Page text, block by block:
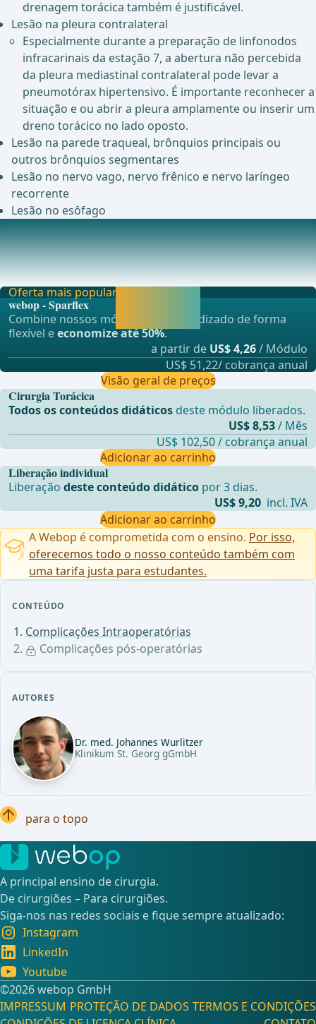
CONTEÚDO
Complicações Intraoperatórias
Complicações pós-operatórias
AUTORES
Dr. med. Johannes Wurlitzer
Klinikum St. Georg gGmbH
drenagem torácica também é justificável.
Lesão na pleura contralateral
Especialmente durante a preparação de linfonodos
infracarinais da estação 7, a abertura não percebida
da pleura mediastinal contralateral pode levar a
pneumotórax hipertensivo. É importante reconhecer a
situação e ou abrir a pleura amplamente ou inserir um
dreno torácico no lado oposto.
Lesão na parede traqueal, brônquios principais ou
outros brônquios segmentares
Lesão no nervo vago, nervo frênico e nervo laríngeo
recorrente
Lesão no esôfago
Complicações pós-operatórias
Arritmia cardíaca (10-15%)Torção de lobo (0,1-0,3%)Em
caso de suspeita, confirmação imediata do dia
Liberação individual
Liberaçãodeste conteúdo didático por 3 dias.
US$ 9,20 incl. IVA
Adicionar ao carrinho
Oferta mais popular
webop - Sparflex
Combine nossos módulos de aprendizado de forma
flexível eeconomize até 50%.
a partir de US$ 4,26/ Módulo
US$ 51,22/ cobrança anual
Visão geral de preços
Cirurgia Torácica
Todos os conteúdos didáticos deste módulo liberados.
US$ 8,53/ Mês
US$ 102,50 / cobrança anual
Adicionar ao carrinho
A Webop é comprometida com o ensino. Por isso,
oferecemos todo o nosso conteúdo também com
uma tarifa justa para estudantes.
para o topo
A principal ensino de cirurgia.
De cirurgiões – Para cirurgiões.
Siga-nos nas redes sociais e fique sempre atualizado:
Instagram
LinkedIn
Youtube
©️2026 webop GmbH
IMPRESSUM PROTEÇÃO DE DADOS TERMOS E CONDIÇÕES